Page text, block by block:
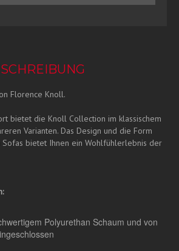
Florence Knoll.
bietet die Knoll Collection im klassischem
Varianten. Das Design und die Form
bietet Ihnen ein Wohlfühlerlebnis der
Polyurethan Schaum und von